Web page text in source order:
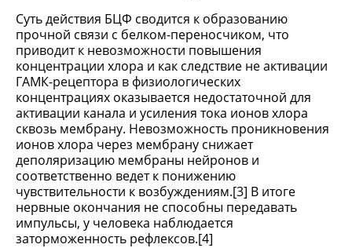
Суть действия БЦФ сводится к образованию
прочной связи с белком-переносчиком, что
приводит к невозможности повышения
концентрации хлора и как следствие не активации
ГАМК-рецептора в физиологических
концентрациях оказывается недостаточной для
активации канала и усиления тока ионов хлора
сквозь мембрану. Невозможность проникновения
ионов хлора через мембрану снижает
деполяризацию мембраны нейронов и
соответственно ведет к понижению
чувствительности к возбуждениям.[3] В итоге
нервные окончания не способны передавать
импульсы, у человека наблюдается
заторможенность рефлексов.[4]